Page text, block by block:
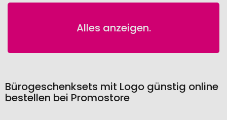
Alles anzeigen.
Bürogeschenksets mit Logo günstig online
bestellen bei Promostore